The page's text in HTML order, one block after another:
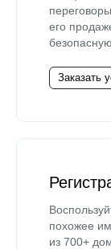
его
Заказать
похожее
из 700+